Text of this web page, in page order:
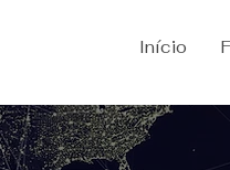
Início